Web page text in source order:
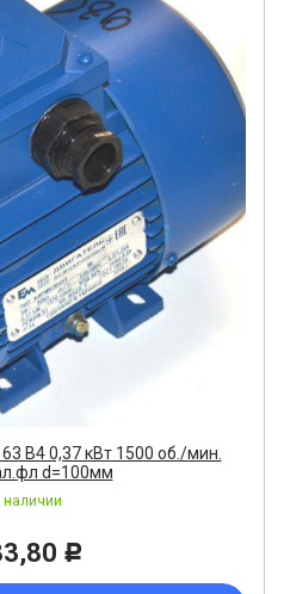
В4 0,37 кВт 1500 об./мин.
d=100мм
наличии
Р